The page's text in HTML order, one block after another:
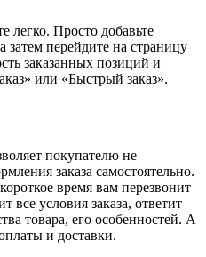
легко. Просто добавьте
перейдите на страницу
заказанных позиций и
или «Быстрый заказ».
покупателю не
заказа самостоятельно.
время вам перезвонит
все условия заказа, ответит
товара, его особенностей. А
и доставки.